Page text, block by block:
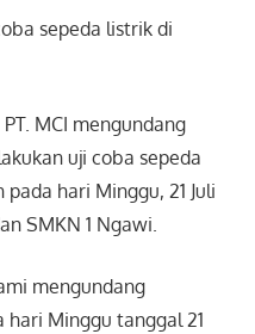
sepeda listrik di
MCI mengundang
uji coba sepeda
hari Minggu, 21 Juli
SMKN 1 Ngawi.
mengundang
Minggu tanggal 21